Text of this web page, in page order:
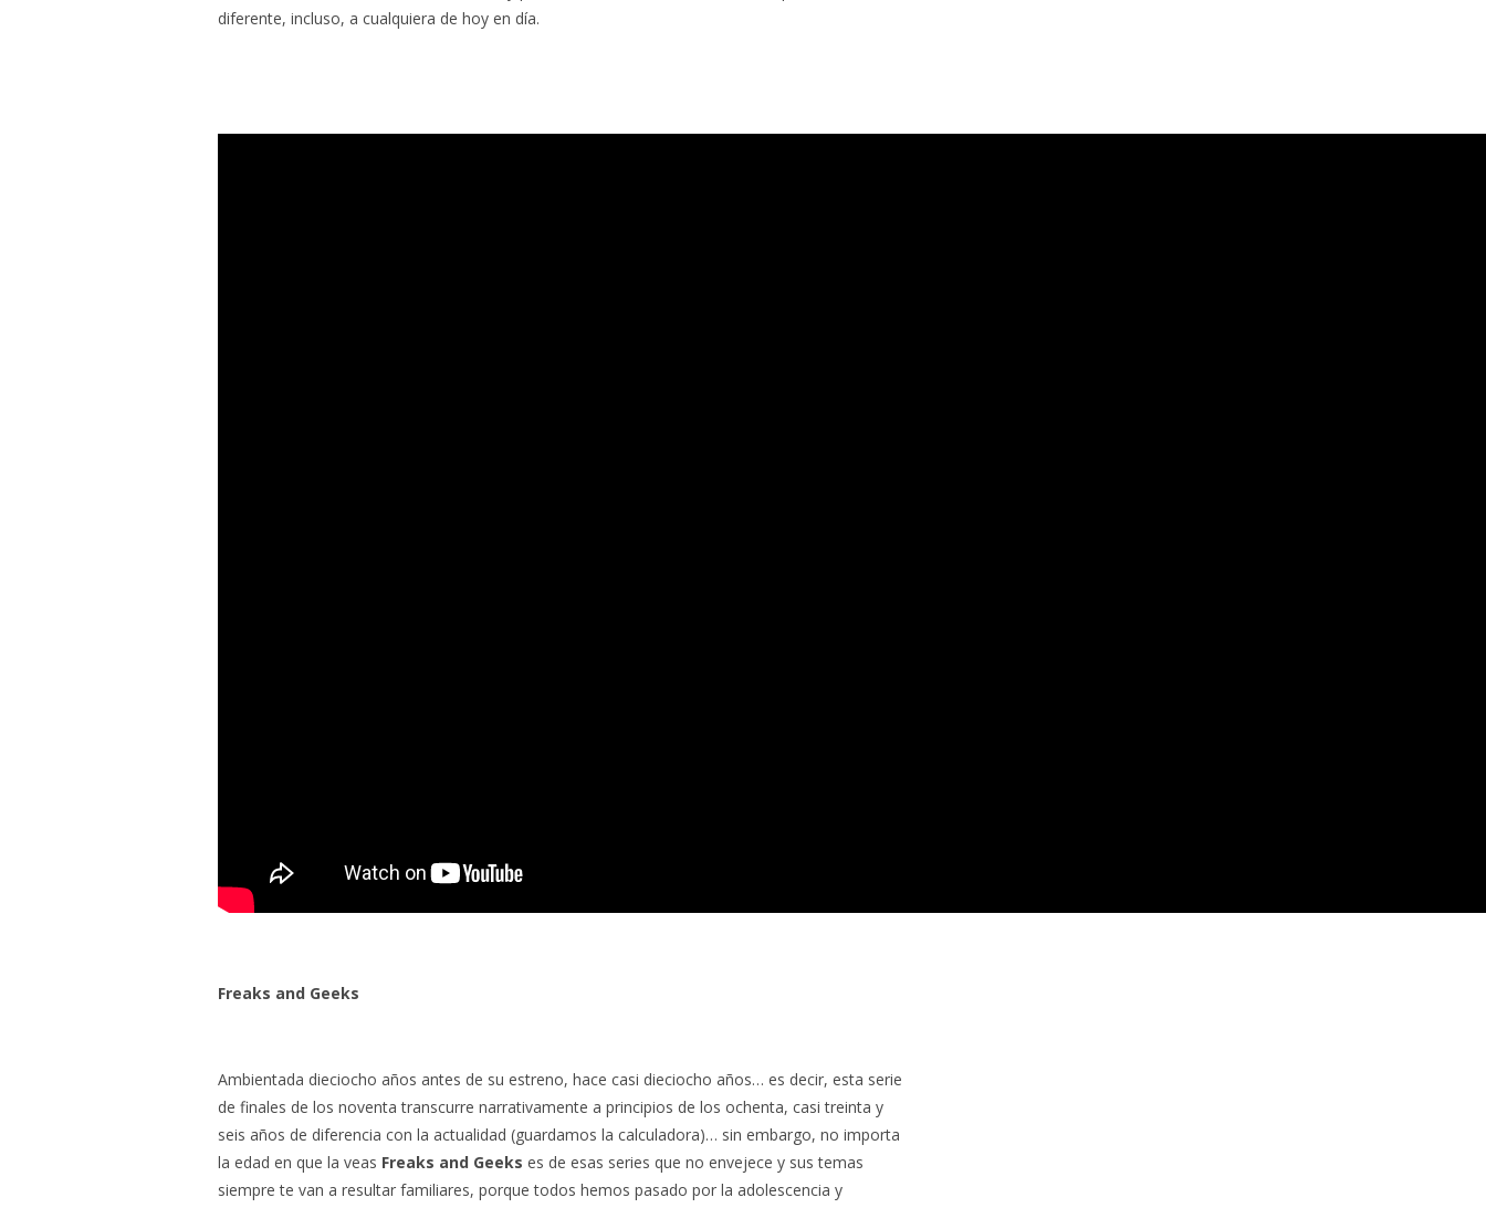
diferente, incluso, a cualquiera de hoy en día.
Freaks and Geeks
Ambientada dieciocho años antes de su estreno, hace casi dieciocho años… es decir, esta serie
de finales de los noventa transcurre narrativamente a principios de los ochenta, casi treinta y
seis años de diferencia con la actualidad (guardamos la calculadora)… sin embargo, no importa
la edad en que la veas Freaks and Geeks es de esas series que no envejece y sus temas
siempre te van a resultar familiares, porque todos hemos pasado por la adolescencia y